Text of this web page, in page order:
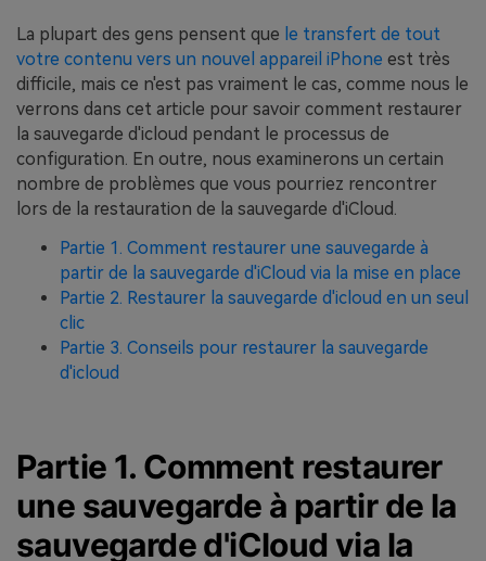
La plupart des gens pensent que le transfert de tout
votre contenu vers un nouvel appareil iPhone est très
difficile, mais ce n'est pas vraiment le cas, comme nous le
verrons dans cet article pour savoir comment restaurer
la sauvegarde d'icloud pendant le processus de
configuration. En outre, nous examinerons un certain
nombre de problèmes que vous pourriez rencontrer
lors de la restauration de la sauvegarde d'iCloud.
Partie 1. Comment restaurer une sauvegarde à
partir de la sauvegarde d'iCloud via la mise en place
Partie 2. Restaurer la sauvegarde d'icloud en un seul
clic
Partie 3. Conseils pour restaurer la sauvegarde
d'icloud
Partie 1. Comment restaurer
une sauvegarde à partir de la
sauvegarde d'iCloud via la